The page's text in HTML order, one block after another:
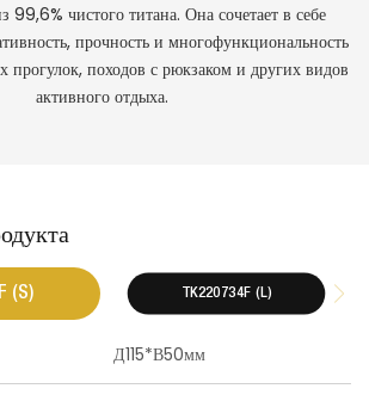
99,6% чистого титана. Она сочетает в себе
прочность и многофункциональность
прогулок, походов с рюкзаком и других видов
активного отдыха.
(S) TK220734F (L)
Д115*В50мм